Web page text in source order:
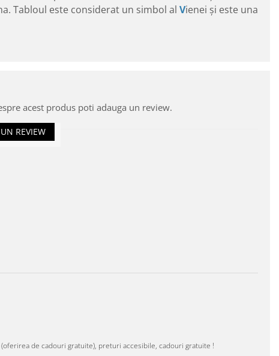
Tabloul este considerat un simbol al Vienei și este una
acest produs poti adauga un review.
REVIEW
de cadouri gratuite), preturi accesibile, cadouri gratuite !